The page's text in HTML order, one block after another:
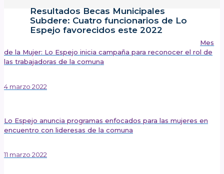
Resultados Becas Municipales
Subdere: Cuatro funcionarios de Lo
Espejo favorecidos este 2022
Mes
de la Mujer: Lo Espejo inicia campaña para reconocer el rol de
las trabajadoras de la comuna
4 marzo 2022
Lo Espejo anuncia programas enfocados para las mujeres en
encuentro con lideresas de la comuna
11 marzo 2022